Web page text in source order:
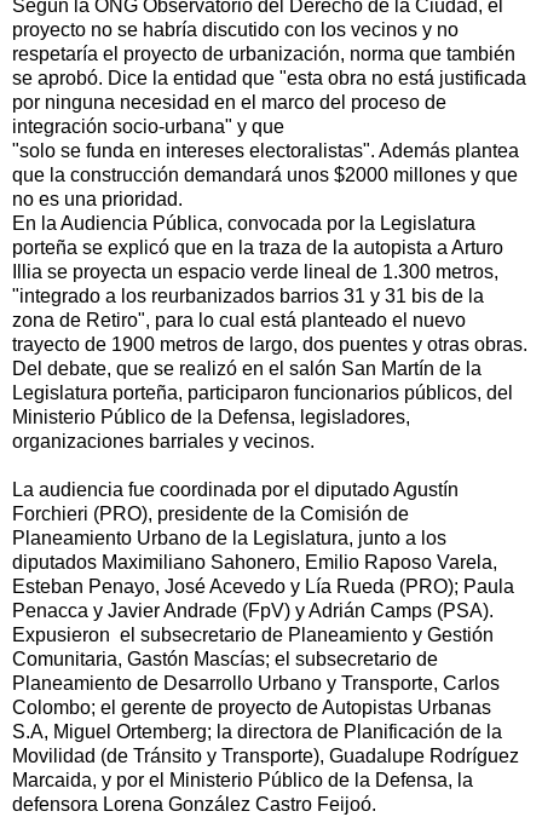
Según la ONG Observatorio del Derecho de la Ciudad, el
proyecto no se habría discutido con los vecinos y no
respetaría el proyecto de urbanización, norma que también
se aprobó. Dice la entidad que "esta obra no está justificada
por ninguna necesidad en el marco del proceso de
integración socio-urbana" y que
"solo se funda en intereses electoralistas". Además plantea
que la construcción demandará unos $2000 millones y que
no es una prioridad.
En la Audiencia Pública, convocada por la Legislatura
porteña se explicó que en la traza de la autopista a Arturo
Illia se proyecta un espacio verde lineal de 1.300 metros,
"integrado a los reurbanizados barrios 31 y 31 bis de la
zona de Retiro", para lo cual está planteado el nuevo
trayecto de 1900 metros de largo, dos puentes y otras obras.
Del debate, que se realizó en el salón San Martín de la
Legislatura porteña, participaron funcionarios públicos, del
Ministerio Público de la Defensa, legisladores,
organizaciones barriales y vecinos.
La audiencia fue coordinada por el diputado Agustín
Forchieri (PRO), presidente de la Comisión de
Planeamiento Urbano de la Legislatura, junto a los
diputados Maximiliano Sahonero, Emilio Raposo Varela,
Esteban Penayo, José Acevedo y Lía Rueda (PRO); Paula
Penacca y Javier Andrade (FpV) y Adrián Camps (PSA).
Expusieron el subsecretario de Planeamiento y Gestión
Comunitaria, Gastón Mascías; el subsecretario de
Planeamiento de Desarrollo Urbano y Transporte, Carlos
Colombo; el gerente de proyecto de Autopistas Urbanas
S.A, Miguel Ortemberg; la directora de Planificación de la
Movilidad (de Tránsito y Transporte), Guadalupe Rodríguez
Marcaida, y por el Ministerio Público de la Defensa, la
defensora Lorena González Castro Feijoó.